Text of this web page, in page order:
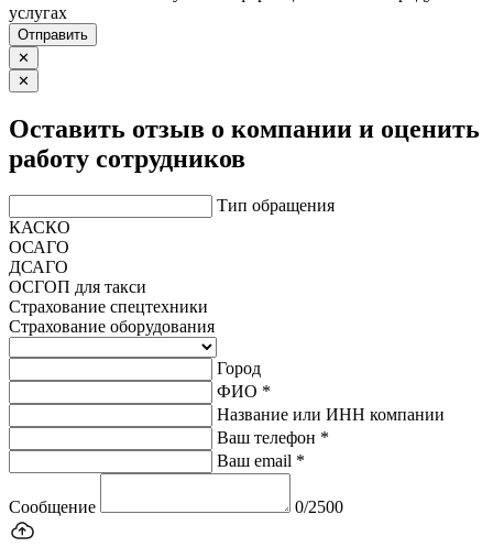
услугах
Отправить
✕
✕
Оставить отзыв о компании и оценить
работу сотрудников
Тип обращения
КАСКО
ОСАГО
ДСАГО
ОСГОП для такси
Страхование спецтехники
Страхование оборудования
Город
ФИО *
Название или ИНН компании
Ваш телефон *
Ваш email *
Сообщение 0/2500